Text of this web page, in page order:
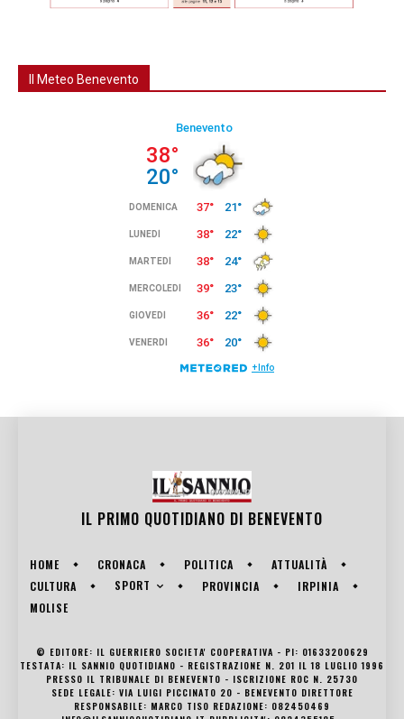
Il Meteo Benevento
IL PRIMO QUOTIDIANO DI BENEVENTO
HOME CRONACA POLITICA
ATTUALITÀ
CULTURA
SPORT PROVINCIA
IRPINIA
MOLISE
© EDITORE: IL GUERRIERO SOCIETA' COOPERATIVA - PI: 01633200629
TESTATA: IL SANNIO QUOTIDIANO - REGISTRAZIONE N. 201 IL 18 LUGLIO 1996
PRESSO IL TRIBUNALE DI BENEVENTO - ISCRIZIONE ROC N. 25730
SEDE LEGALE: VIA LUIGI PICCINATO 20 - BENEVENTO DIRETTORE
RESPONSABILE: MARCO TISO REDAZIONE: 082450469